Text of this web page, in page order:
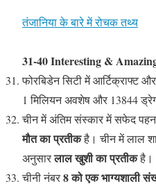
तंजानिया के बारे में रोचक तथ्य
31-40 Interesting &
फोरबिडेन सिटी में आर्टिक्राफ्ट
1 मिलियन अवशेष और 13844
चीन में अंतिम संस्कार में सफेद
मौत का प्रतीकहै। चीन में लाल
अनुसारलाल खुशी का प्रतीकहै।
चीनी नंबर8 को एक भाग्यशाली